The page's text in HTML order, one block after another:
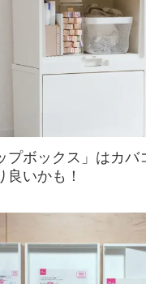
プボックス」はカバ
良いかも！